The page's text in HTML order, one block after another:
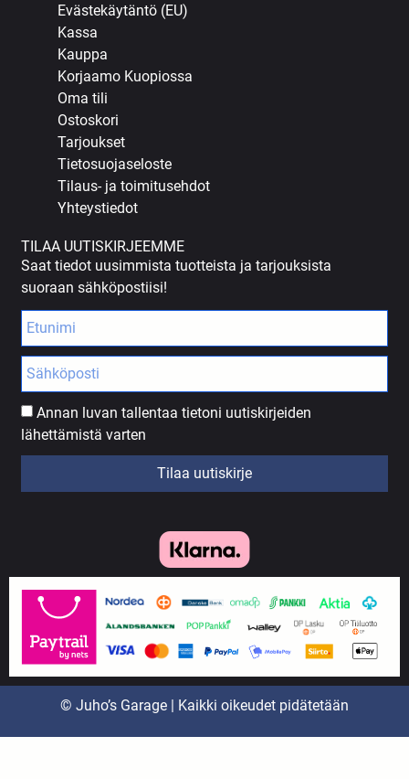
Evästekäytäntö (EU)
Kassa
Kauppa
Korjaamo Kuopiossa
Oma tili
Ostoskori
Tarjoukset
Tietosuojaseloste
Tilaus- ja toimitusehdot
Yhteystiedot
TILAA UUTISKIRJEEMME
Saat tiedot uusimmista tuotteista ja tarjouksista
suoraan sähköpostiisi!
Annan luvan tallentaa tietoni uutiskirjeiden
lähettämistä varten
Tilaa uutiskirje
© Juho’s Garage | Kaikki oikeudet pidätetään